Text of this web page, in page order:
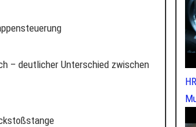
– deutlicher Unterschied zwischen